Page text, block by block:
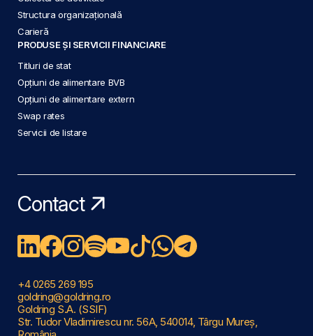
Structura organizațională
Carieră
PRODUSE ȘI SERVICII FINANCIARE
Titluri de stat
Opțiuni de alimentare BVB
Opțiuni de alimentare extern
Swap rates
Servicii de listare
Contact
+4 0265 269 195
goldring@goldring.ro
Goldring S.A. (SSIF)
Str. Tudor Vladimirescu nr. 56A, 540014, Târgu Mureș,